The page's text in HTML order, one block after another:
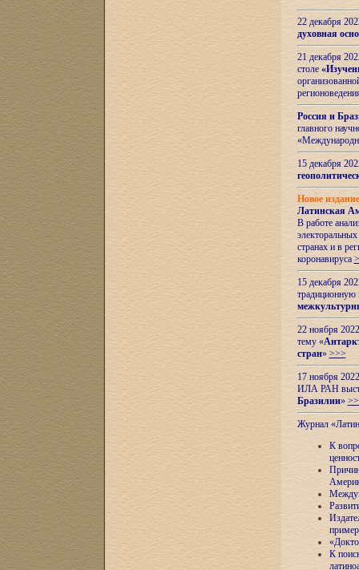
22 декабря
духовная
21 декабря
столе
Россия и
главного
15 декабря
Новое
Латинская
В работе
странах и в
коронавируса
15 декабря
22 ноября
тему «
стран» >>>
17 ноября
ИЛА РАН
Бразилии»
Журнал
К
К